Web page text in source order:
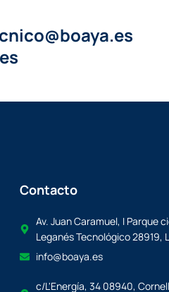
Contacto
Av. Juan Caramuel, I Parque
Leganés Tecnológico 28919,
info@boaya.es
c/L'Energía, 34 08940,